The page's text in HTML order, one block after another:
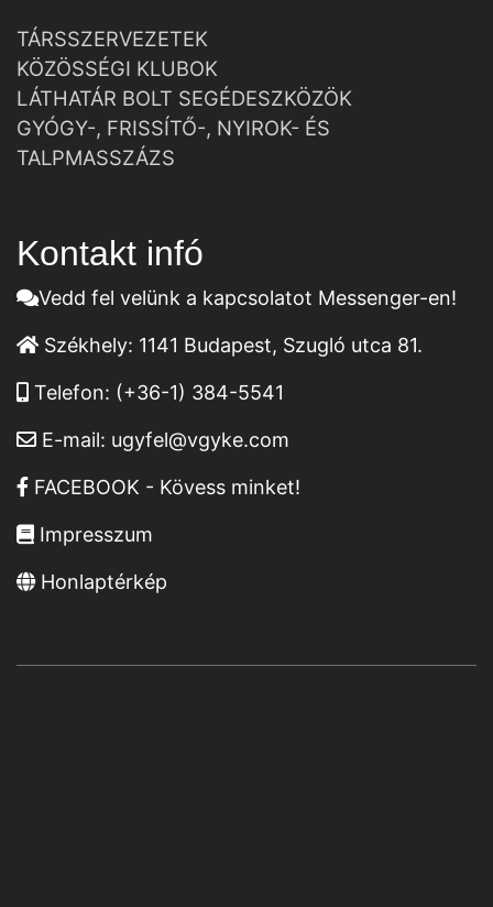
TÁRSSZERVEZETEK
KÖZÖSSÉGI KLUBOK
LÁTHATÁR BOLT SEGÉDESZKÖZÖK
GYÓGY-, FRISSÍTŐ-, NYIROK- ÉS
TALPMASSZÁZS
Kontakt infó
Vedd fel velünk a kapcsolatot Messenger-en!
Székhely: 1141 Budapest, Szugló utca 81.
Telefon: (+36-1) 384-5541
E-mail: ugyfel@vgyke.com
FACEBOOK - Kövess minket!
Impresszum
Honlaptérkép